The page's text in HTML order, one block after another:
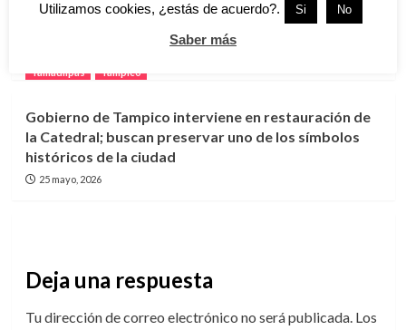
Egresados protestan por retraso de más de dos
años en entrega de títulos universitarios
Tamaulipas
Tampico
Gobierno de Tampico interviene en restauración de
la Catedral; buscan preservar uno de los símbolos
históricos de la ciudad
25 mayo, 2026
Deja una respuesta
Tu dirección de correo electrónico no será publicada. Los
Utilizamos cookies, ¿estás de acuerdo?. Si No
Saber más